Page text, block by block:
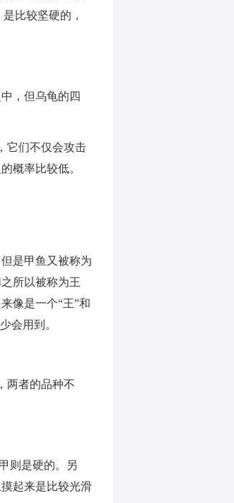
比较坚硬的，
，但乌龟的四
它们不仅会攻击
概率比较低。
是甲鱼又被称为
所以被称为王
像是一个“王”和
会用到。
两者的品种不
则是硬的。另
起来是比较光滑